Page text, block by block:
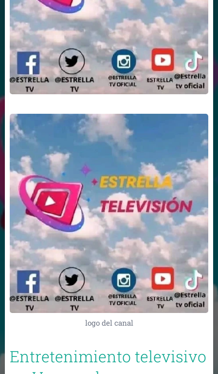
logo del canal
Entretenimiento televisivo